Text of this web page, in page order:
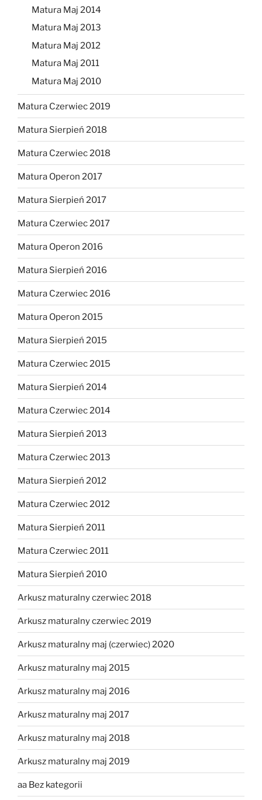
Matura Maj 2014
Matura Maj 2013
Matura Maj 2012
Matura Maj 2011
Matura Maj 2010
Matura Czerwiec 2019
Matura Sierpień 2018
Matura Czerwiec 2018
Matura Operon 2017
Matura Sierpień 2017
Matura Czerwiec 2017
Matura Operon 2016
Matura Sierpień 2016
Matura Czerwiec 2016
Matura Operon 2015
Matura Sierpień 2015
Matura Czerwiec 2015
Matura Sierpień 2014
Matura Czerwiec 2014
Matura Sierpień 2013
Matura Czerwiec 2013
Matura Sierpień 2012
Matura Czerwiec 2012
Matura Sierpień 2011
Matura Czerwiec 2011
Matura Sierpień 2010
Arkusz maturalny czerwiec 2018
Arkusz maturalny czerwiec 2019
Arkusz maturalny maj (czerwiec) 2020
Arkusz maturalny maj 2015
Arkusz maturalny maj 2016
Arkusz maturalny maj 2017
Arkusz maturalny maj 2018
Arkusz maturalny maj 2019
aa Bez kategorii